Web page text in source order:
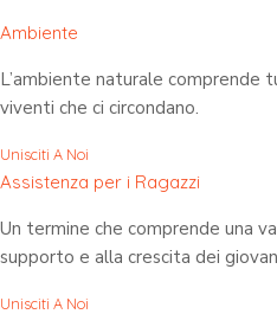
Ambiente
L’ambiente naturale comprende
viventi che ci circondano.
Unisciti A Noi
Assistenza per i Ragazzi
Un termine che comprende una
supporto e alla crescita dei
Unisciti A Noi